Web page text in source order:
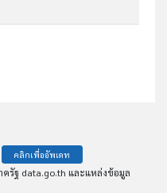
คลิกเพื่ออัพเดท
รัฐ data.go.th และแหล่งข้อมูล